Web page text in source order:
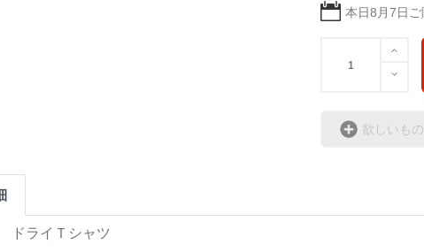
本日8月7日 ご
欲しいも
ドライＴシャツ